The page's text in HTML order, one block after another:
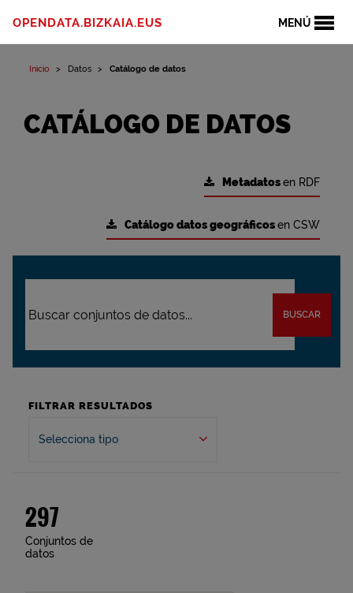
MENÚ
OPENDATA.BIZKAIA.EUS
Inicio Datos Catálogo de datos
CATÁLOGO DE DATOS
Metadatosen RDF
Catálogo datos geográficosen CSW
BUSCAR
FILTRAR RESULTADOS
Selecciona tipo
297
Conjuntos de
datos